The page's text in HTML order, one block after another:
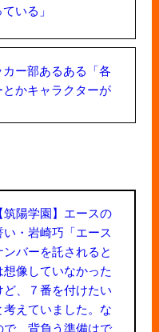
いる」
ー部あるある「各
かキャラクターが
【筑陽学園】エースの
い・岩崎巧「エース
ンバーを託されると
想像していなかった
ど、７番を付けたい
考えていました。な
で、背負う準備はで